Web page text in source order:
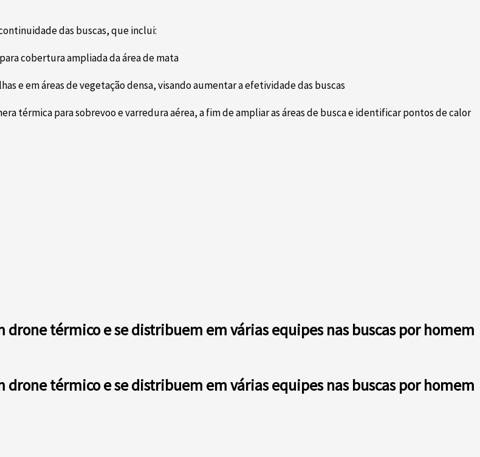
das buscas, que inclui:
cobertura ampliada da área de mata
e em áreas de vegetação densa, visando aumentar a efetividade das buscas
térmica para sobrevoo e varredura aérea, a fim de ampliar as áreas de busca e identificar pontos de calor
térmico e se distribuem em várias equipes nas buscas por homem
térmico e se distribuem em várias equipes nas buscas por homem